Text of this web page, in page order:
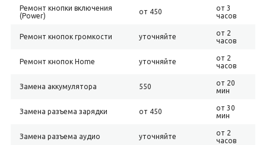
Ремонт кнопки включения
(Power)
от 450
от 3
часов
Ремонт кнопок громкости уточняйте
от 2
часов
Ремонт кнопок Home уточняйте
от 2
часов
Замена аккумулятора 550
от 20
мин
Замена разъема зарядки от 450
от 30
мин
Замена разъема аудио уточняйте
от 2
часов